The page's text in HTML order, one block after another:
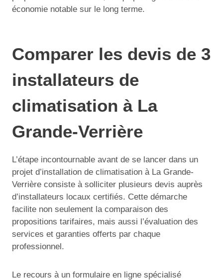
économie notable sur le long terme.
Comparer les devis de 3
installateurs de
climatisation à La
Grande-Verrière
L’étape incontournable avant de se lancer dans un
projet d’installation de climatisation à La Grande-
Verrière consiste à solliciter plusieurs devis auprès
d’installateurs locaux certifiés. Cette démarche
facilite non seulement la comparaison des
propositions tarifaires, mais aussi l’évaluation des
services et garanties offerts par chaque
professionnel.
Le recours à un formulaire en ligne spécialisé